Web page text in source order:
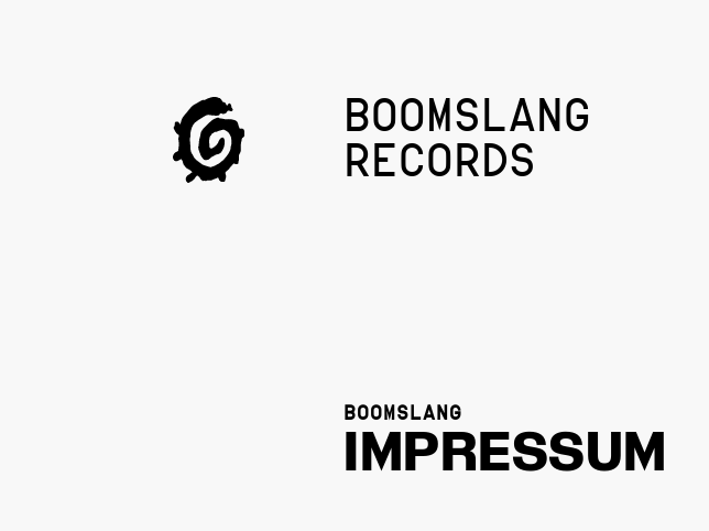
BOOMSLANG
RECORDS
BOOMSLANG
IMPRESSUM